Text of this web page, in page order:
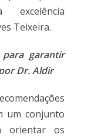
Teixeira.
para garantir
Dr. Aldir
um conjunto
orientar os